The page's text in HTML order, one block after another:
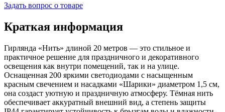
Задать вопрос о товаре
Краткая информация
Гирлянда «Нить» длиной 20 метров — это стильное и
практичное решение для праздничного и декоративного
освещения как внутри помещений, так и на улице.
Оснащенная 200 яркими светодиодами с насыщенным
красным свечением и насадками «Шарики» диаметром 1,5 см,
она создаст уютную и праздничную атмосферу. Тёмная нить
обеспечивает аккуратный внешний вид, а степень защиты